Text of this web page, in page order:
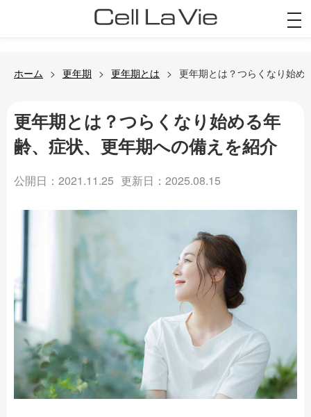
ホーム 更年期 更年期とは 更年期とは？つらくなり始め
更年期とは？つらくなり始める年
齢、症状、更年期への備えを紹介
公開日：2021.11.25 更新日：2025.08.15